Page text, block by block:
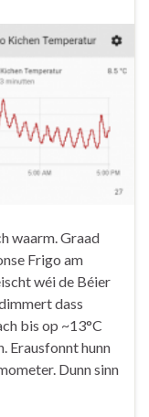
waarm. Graad
Frigo am
wéi de Béier
dass
bis op ~13°C
Erausfonnt hunn
Dunn sinn